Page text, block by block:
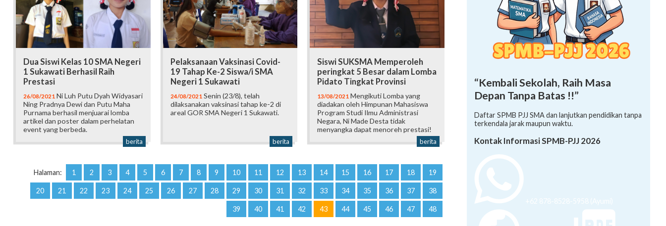
Dua Siswi Kelas 10 SMA Negeri
1 Sukawati Berhasil Raih
Prestasi
26/08/2021 Ni Luh Putu Dyah Widyasari
Ning Pradnya Dewi dan Putu Maha
Purnama berhasil menjuarai lomba
artikel dan poster dalam perhelatan
event yang berbeda.
berita
Pelaksanaan Vaksinasi Covid-
19 Tahap Ke-2 Siswa/i SMA
Negeri 1 Sukawati
24/08/2021 Senin (23/8), telah
dilaksanakan vaksinasi tahap ke-2 di
areal GOR SMA Negeri 1 Sukawati.
berita
Siswi SUKSMA Memperoleh
peringkat 5 Besar dalam Lomba
Pidato Tingkat Provinsi
13/08/2021 Mengikuti Lomba yang
diadakan oleh Himpunan Mahasiswa
Program Studi Ilmu Administrasi
Negara, Ni Made Desta tidak
menyangka dapat menoreh prestasi!
berita
Halaman: 1 2 3 4 5 6 7 8 9 10 11 12 13 14 15 16 17 18 19
20 21 22 23 24 25 26 27 28 29 30 31 32 33 34 35 36 37 38
39 40 41 42 43 44 45 46 47 48
“Kembali Sekolah, Raih Masa
Depan Tanpa Batas !!”
Daftar SPMB PJJ SMA dan lanjutkan pendidikan tanpa
terkendala jarak maupun waktu.
Kontak Informasi SPMB-PJJ 2026
+62 878-8528-5958 (Ayumi)